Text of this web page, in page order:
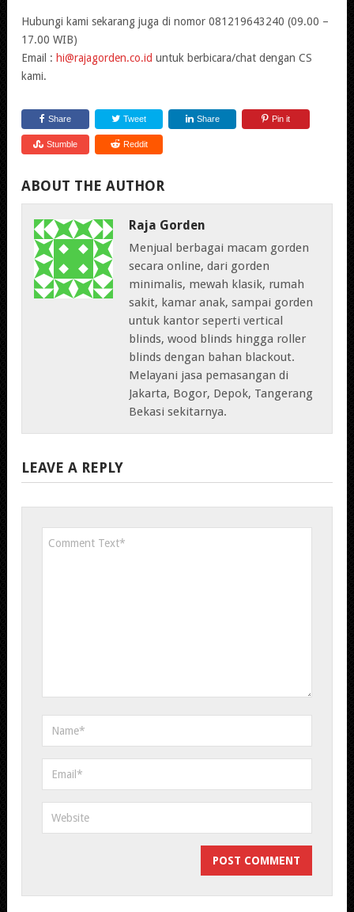
Hubungi kami sekarang juga di nomor 081219643240 (09.00 –
17.00 WIB)
Email : hi@rajagorden.co.id untuk berbicara/chat dengan CS
kami.
Share Tweet Share Pin it
Stumble Reddit
ABOUT THE AUTHOR
Raja Gorden
Menjual berbagai macam gorden
secara online, dari gorden
minimalis, mewah klasik, rumah
sakit, kamar anak, sampai gorden
untuk kantor seperti vertical
blinds, wood blinds hingga roller
blinds dengan bahan blackout.
Melayani jasa pemasangan di
Jakarta, Bogor, Depok, Tangerang
Bekasi sekitarnya.
LEAVE A REPLY